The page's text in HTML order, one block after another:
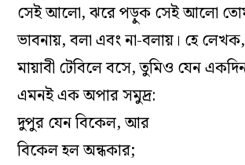
সেই আলো, ঝরে পড়ুক সেই আলো
ভাবনায়, বলা এবং না-বলায়। হে লেখক,
মায়াবী টেবিলে বসে, তুমিও যেন
এমনই এক অপার সমুদ্র:
দুপুর যেন বিকেল, আর
বিকেল হল অন্ধকার;